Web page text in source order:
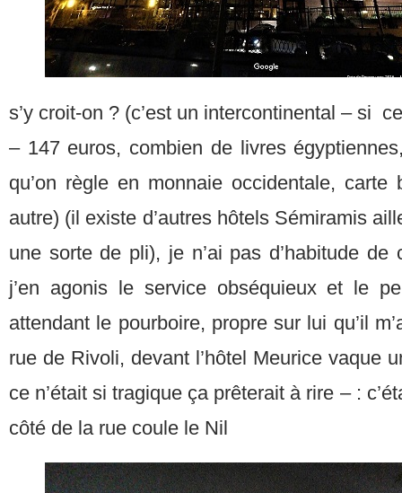
s’y croit-on ? (c’est un intercontinental – si
– 147 euros, combien de livres
qu’on règle en monnaie occidentale,
autre) (il existe d’autres hôtels Sémiramis
une sorte de pli), je n’ai pas d’habitude de
j’en agonis le service obséquieux et le
attendant le pourboire, propre sur lui qu’il
rue de Rivoli, devant l’hôtel Meurice vaque
ce n’était si tragique ça prêterait à rire – :
côté de la rue coule le Nil